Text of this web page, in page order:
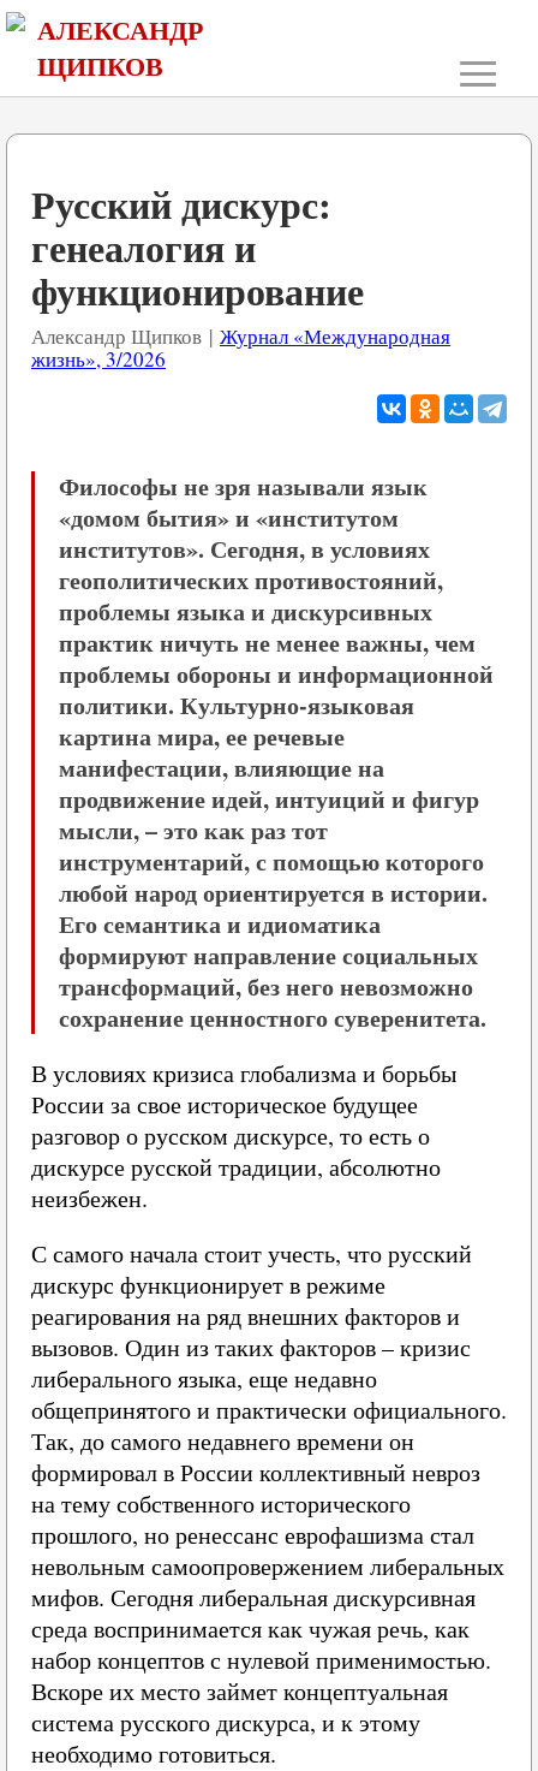
АЛЕКСАНДР
ЩИПКОВ
≡
Русский дискурс:
генеалогия и
функционирование
Александр Щипков | Журнал «Международная
жизнь», 3/2026
Философы не зря называли язык
«домом бытия» и «институтом
институтов». Сегодня, в условиях
геополитических противостояний,
проблемы языка и дискурсивных
практик ничуть не менее важны, чем
проблемы обороны и информационной
политики. Культурно-языковая
картина мира, ее речевые
манифестации, влияющие на
продвижение идей, интуиций и фигур
мысли, – это как раз тот
инструментарий, с помощью которого
любой народ ориентируется в истории.
Его семантика и идиоматика
формируют направление социальных
трансформаций, без него невозможно
сохранение ценностного суверенитета.
В условиях кризиса глобализма и борьбы
России за свое историческое будущее
разговор о русском дискурсе, то есть о
дискурсе русской традиции, абсолютно
неизбежен.
С самого начала стоит учесть, что русский
дискурс функционирует в режиме
реагирования на ряд внешних факторов и
вызовов. Один из таких факторов – кризис
либерального языка, еще недавно
общепринятого и практически официального.
Так, до самого недавнего времени он
формировал в России коллективный невроз
на тему собственного исторического
прошлого, но ренессанс еврофашизма стал
невольным самоопровержением либеральных
мифов. Сегодня либеральная дискурсивная
среда воспринимается как чужая речь, как
набор концептов с нулевой применимостью.
Вскоре их место займет концептуальная
система русского дискурса, и к этому
необходимо готовиться.